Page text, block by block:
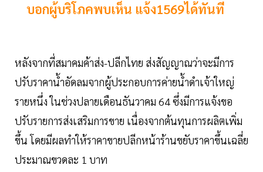
บอกผู้บริโภคพบเห็น แจ้ง1569ได้ทันที
หลังจากที่สมาคมค้าส่ง-ปลีกไทย ส่งสัญญาณว่าจะมีการ
ปรับราคาน้ำอัดลมจากผู้ประกอบการค่ายน้ำดำเจ้าใหญ่
รายหนึ่ง ในช่วงปลายเดือนธันวาคม 64 ซึ่งมีการแจ้งขอ
ปรับรายการส่งเสริมการขาย เนื่องจากต้นทุนการผลิตเพิ่ม
ขึ้น โดยมีผลทำให้ราคาขายปลีกหน้าร้านขยับราคาขึ้นเฉลี่ย
ประมาณขวดละ 1 บาท